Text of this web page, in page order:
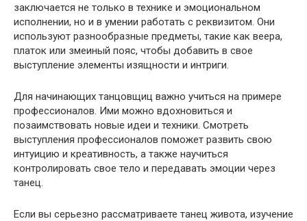
заключается не только в технике и эмоциональном
исполнении, но и в умении работать с реквизитом. Они
используют разнообразные предметы, такие как веера,
платок или змеиный пояс, чтобы добавить в свое
выступление элементы изящности и интриги.
Для начинающих танцовщиц важно учиться на примере
профессионалов. Ими можно вдохновиться и
позаимствовать новые идеи и техники. Смотреть
выступления профессионалов поможет развить свою
интуицию и креативность, а также научиться
контролировать свое тело и передавать эмоции через
танец.
Если вы серьезно рассматриваете танец живота, изучение